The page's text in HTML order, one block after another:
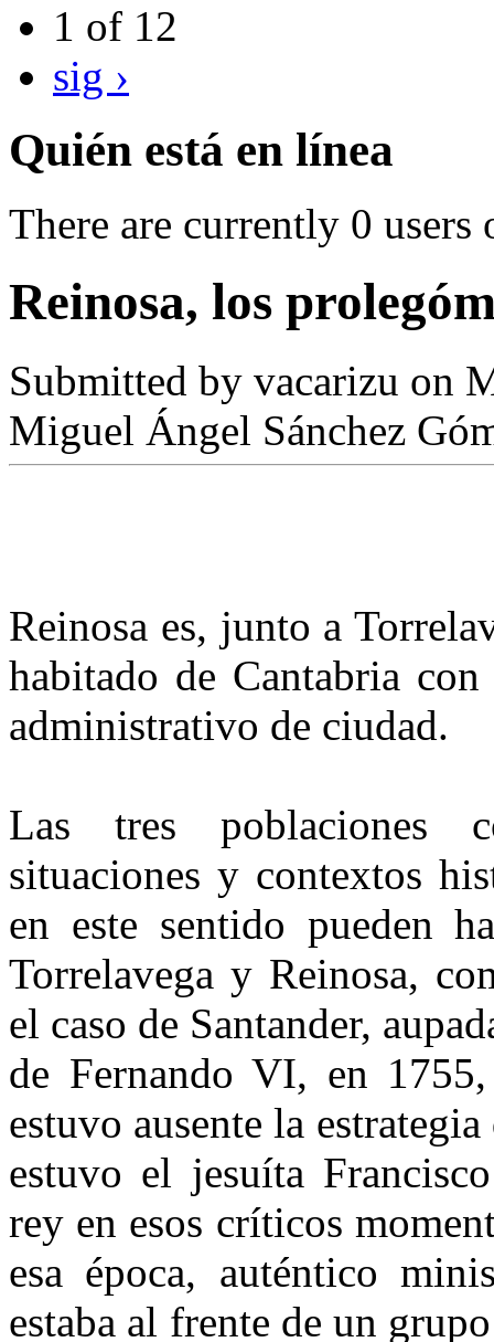
1 of 12
sig ›
Quién está en línea
There are currently 0 users
Reinosa, los
Submitted by vacarizu on
Miguel Ángel Sánchez
Reinosa es, junto a
habitado de Cantabria
administrativo de ciudad.
Las tres poblaciones
situaciones y contextos
en este sentido pueden
Torrelavega y Reinosa,
el caso de Santander,
de Fernando VI, en
estuvo ausente la
estuvo el jesuíta
rey en esos críticos
esa época, auténtico
estaba al frente de un